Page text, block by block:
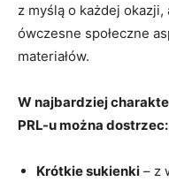
z myślą o każdej
ówczesne społeczne
materiałów.
W najbardziej
PRL-u można dostrzec:
Krótkie sukienki – z